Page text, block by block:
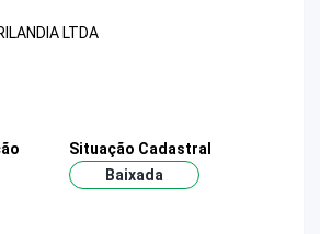
LTDA
Situação Cadastral
Baixada